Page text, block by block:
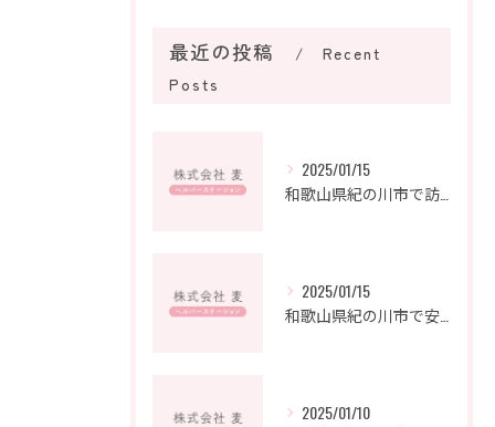
最近の投稿
Recent
Posts
2025/01/15
2025/01/15
2025/01/10